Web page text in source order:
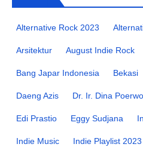
Alternative Rock 2023
Arsitektur August Indie Rock
Bang Japar Indonesia Bekasi
Daeng Azis Dr. Ir. Dina
Edi Prastio Eggy Sudjana
Indie Music Indie Playlist 2023